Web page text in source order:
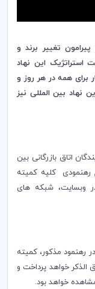
تغییر برند و
این نهاد
همه در هر روز و
نهاد بین المللی نیز
اتاق بازرگانی بین
رهنمودی کلیه کمیته
وبسایت، شبکه های
مذکور، کمیته
الذکر خواهد پرداخت و
خواهد بود.